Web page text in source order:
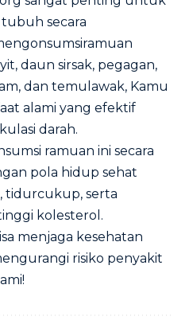
secara
daun sirsak, pegagan,
dan temulawak, Kamu
alami yang efektif
darah.
ramuan ini secara
pola hidup sehat
tidurcukup, serta
kolesterol.
menjaga kesehatan
risiko penyakit